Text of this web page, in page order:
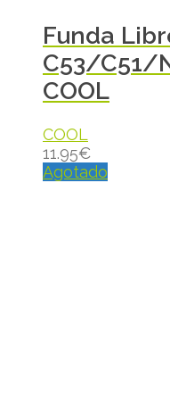
Funda
C53/C51/
COOL
COOL
11.95€
Agotado